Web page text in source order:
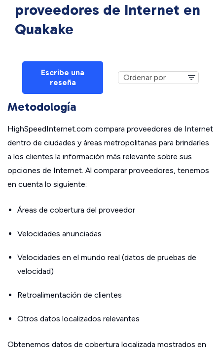
proveedores de Internet en
Quakake
Escribe una
reseña
Metodología
HighSpeedInternet.com compara proveedores de Internet
dentro de ciudades y áreas metropolitanas para brindarles
a los clientes la información más relevante sobre sus
opciones de Internet. Al comparar proveedores, tenemos
en cuenta lo siguiente:
Áreas de cobertura del proveedor
Velocidades anunciadas
Velocidades en el mundo real (datos de pruebas de
velocidad)
Retroalimentación de clientes
Otros datos localizados relevantes
Obtenemos datos de cobertura localizada mostrados en